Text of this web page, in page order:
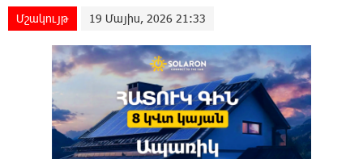
Մշակույթ 19 Մայիս, 2026 21:33